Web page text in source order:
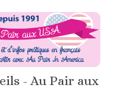
- Au Pair aux